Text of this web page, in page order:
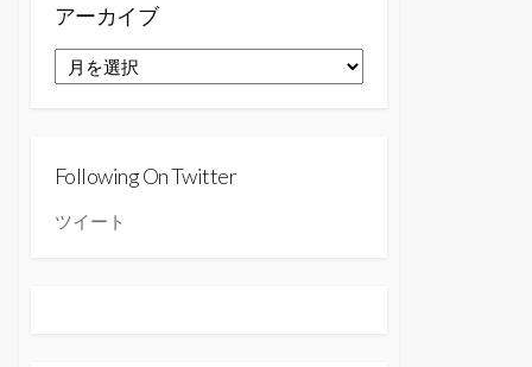
アーカイブ
ー
Following On Twitter
ツイート